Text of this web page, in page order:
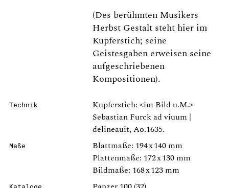
(Des berühmten Musikers
Herbst Gestalt steht hier im
Kupferstich; seine
Geistesgaben erweisen seine
aufgeschriebenen
Kompositionen).
Technik
Kupferstich: <im Bild u.M.>
Sebastian Furck ad viuum |
delineauit, Ao.1635.
Maße
Blattmaße: 194 x 140 mm
Plattenmaße: 172 x 130 mm
Bildmaße: 168 x 123 mm